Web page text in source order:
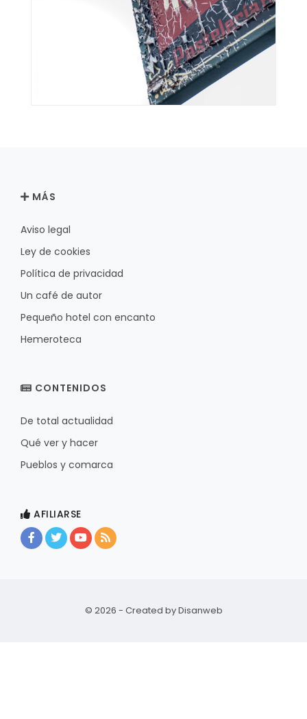
MÁS
Aviso legal
Ley de cookies
Política de privacidad
Un café de autor
Pequeño hotel con encanto
Hemeroteca
CONTENIDOS
De total actualidad
Qué ver y hacer
Pueblos y comarca
AFILIARSE
© 2026 - Created byDisanweb